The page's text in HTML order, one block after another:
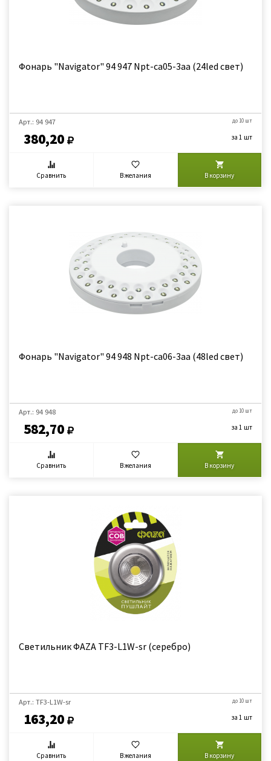
Фонарь "Navigator" 94 947 Npt-ca05-3aa (24led свет)
Арт.: 94 947
380,20
до 10 шт
за 1 шт
Сравнить В желания В корзину
Фонарь "Navigator" 94 948 Npt-ca06-3aa (48led свет)
Арт.: 94 948
582,70
до 10 шт
за 1 шт
Сравнить В желания В корзину
Светильник ФАZА TF3-L1W-sr (серебро)
Арт.: TF3-L1W-sr
163,20
до 10 шт
за 1 шт
Сравнить В желания В корзину